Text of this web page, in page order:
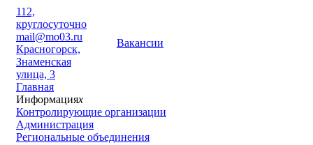
112,
круглосуточно
mail@mo03.ru
Красногорск,
Знаменская
улица, 3
Вакансии
Главная
Информацияx
Контролирующие организации
Администрация
Региональные объединения